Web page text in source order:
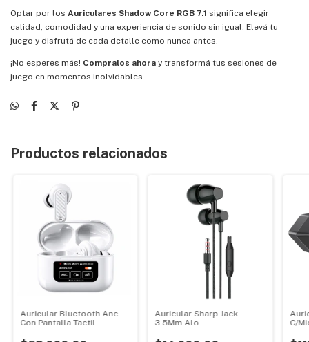
Optar por los Auriculares Shadow Core RGB 7.1 significa elegir
calidad, comodidad y una experiencia de sonido sin igual. Elevá tu
juego y disfrutá de cada detalle como nunca antes.
¡No esperes más! Compralos ahora y transformá tus sesiones de
juego en momentos inolvidables.
Productos relacionados
Auricular Bluetooth Anc
Con Pantalla Tactil
Auricular Sharp Jack
3.5Mm Alo
C/